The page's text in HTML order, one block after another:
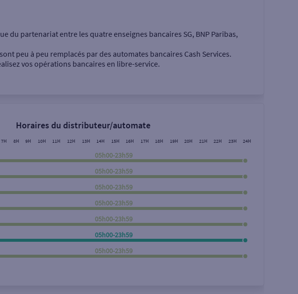
Retrait de monnaie €
Rechercher
du partenariat entre les quatre enseignes bancaires SG, BNP Paribas,
peu à peu remplacés par des automates bancaires Cash Services.
vos opérations bancaires en libre-service.
Horaires du distributeur/automate
7H 8H 9H 10H 11H 12H 13H 14H 15H 16H 17H 18H 19H 20H 21H 22H 23H 24H
05h00-23h59
05h00-23h59
05h00-23h59
05h00-23h59
05h00-23h59
05h00-23h59
05h00-23h59